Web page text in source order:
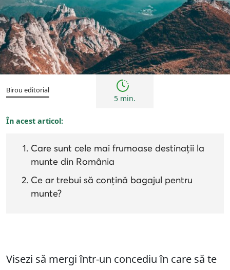
Sfaturi
Birou editorial
5 min.
În acest articol:
Care sunt cele mai frumoase destinații la
munte din România
Ce ar trebui să conțină bagajul pentru
munte?
Visezi să mergi într-un concediu în care să te